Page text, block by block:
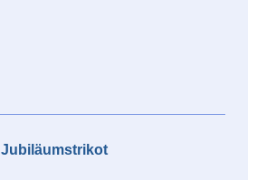
Jubiläumstrikot